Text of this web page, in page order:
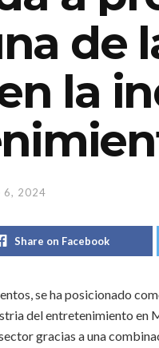
de
la
6, 2024
Share on Facebook
se ha posicionado
del entretenimiento en
gracias a una